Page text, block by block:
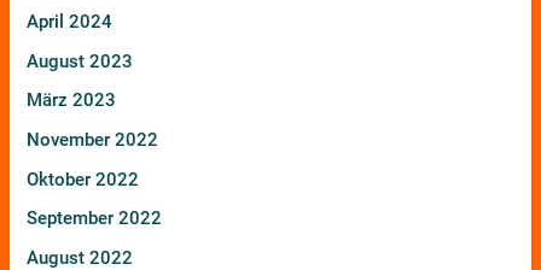
April 2024
August 2023
März 2023
November 2022
Oktober 2022
September 2022
August 2022